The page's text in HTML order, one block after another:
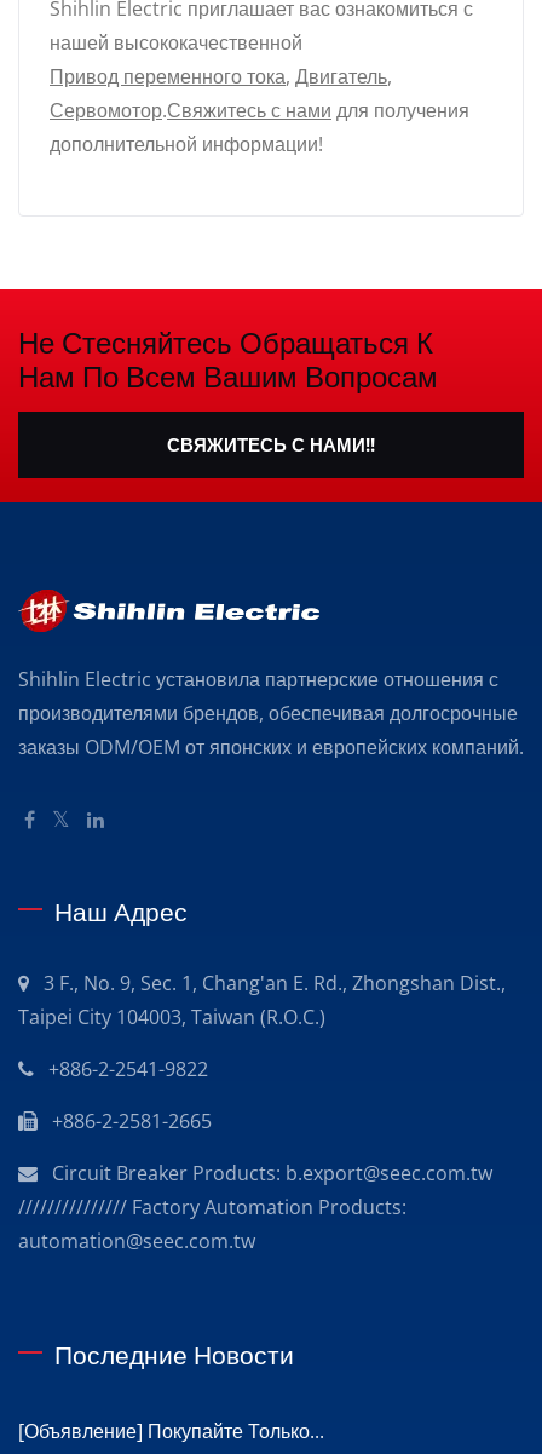
Shihlin Electric приглашает вас ознакомиться с
нашей высококачественной
Привод переменного тока, Двигатель,
Сервомотор.Свяжитесь с нами для получения
дополнительной информации!
Не Стесняйтесь Обращаться К
Нам По Всем Вашим Вопросам
СВЯЖИТЕСЬ С НАМИ!!
Shihlin Electric установила партнерские отношения с
производителями брендов, обеспечивая долгосрочные
заказы ODM/OEM от японских и европейских компаний.
Наш Адрес
3 F., No. 9, Sec. 1, Chang'an E. Rd., Zhongshan Dist.,
Taipei City 104003, Taiwan (R.O.C.)
+886-2-2541-9822
+886-2-2581-2665
Circuit Breaker Products: b.export@seec.com.tw
/////////////// Factory Automation Products:
automation@seec.com.tw
Последние Новости
[Объявление] Покупайте Только...